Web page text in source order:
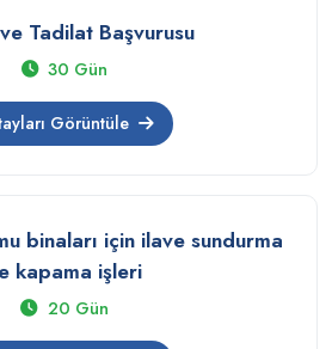
Tadilat Başvurusu
30 Gün
Görüntüle
binaları için ilave sundurma
kapama işleri
20 Gün